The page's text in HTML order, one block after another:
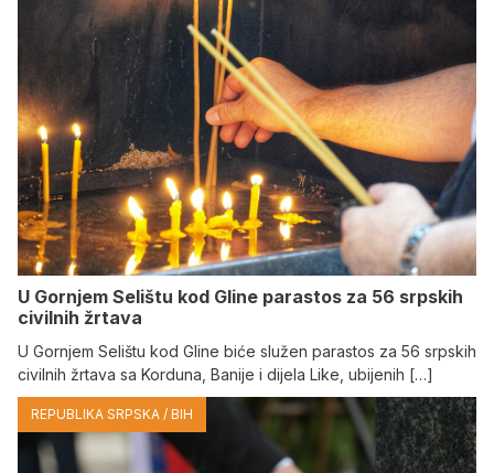
U Gornjem Selištu kod Gline parastos za 56 srpskih
civilnih žrtava
U Gornjem Selištu kod Gline biće služen parastos za 56 srpskih
civilnih žrtava sa Korduna, Banije i dijela Like, ubijenih […]
REPUBLIKA SRPSKA / BIH